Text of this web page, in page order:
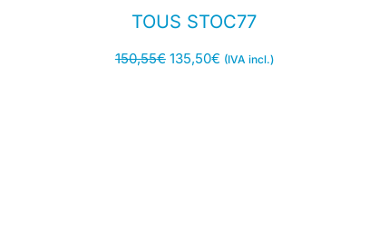
TOUS STOC77
150,55€ 135,50€ (IVA incl.)